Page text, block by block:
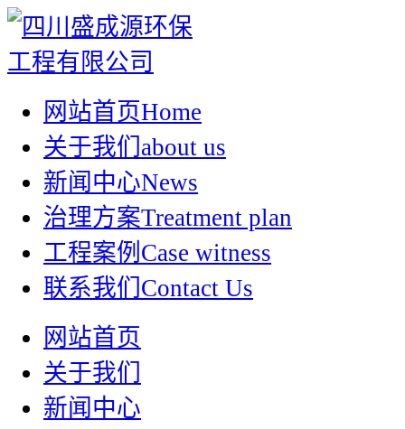
网站首页Home
关于我们 about us
新闻中心News
治理方案Treatment plan
工程案例 Case witness
联系我们 Contact Us
网站首页
关于我们
新闻中心